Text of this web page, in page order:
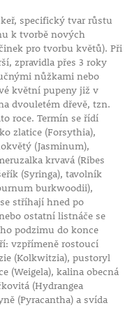
specifický tvar růstu
k tvorbě nových
pro tvorbu květů). Při
zpravidla přes 3 roky
nůžkami nebo
květní pupeny již v
dvouletém dřevě, tzn.
roce. Termín se řídí
zlatice (Forsythia),
(Jasminum),
krvavá (Ribes
(Syringa), tavolník
burkwoodii),
stříhají hned po
ostatní listnáče se
podzimu do konce
vzpřímeně rostoucí
(Kolkwitzia), pustoryl
(Weigela), kalina obecná
(Hydrangea
(Pyracantha) a svída